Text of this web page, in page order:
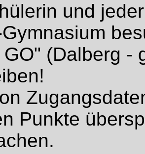
und
(Dalberg -
Punkte